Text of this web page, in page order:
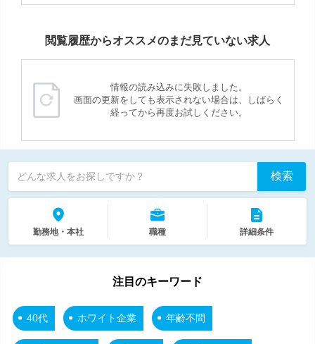
閲覧履歴からオススメのまだ見ていない求人
情報の読み込みに失敗しました。
画面の更新をしても表示されない場合は、しばらく
経ってから再度お試しください。
どんな求人をお探しですか？ 検索
勤務地・本社 職種 詳細条件
注目のキーワード
40代 ホワイト企業 年齢不問